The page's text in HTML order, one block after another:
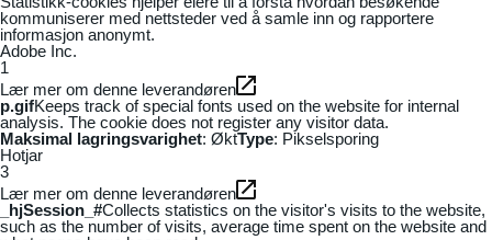
kommuniserer med nettsteder ved å samle inn og rapportere
informasjon anonymt.
Adobe Inc.
1
Lær mer om denne leverandøren
p.gifKeeps track of special fonts used on the website for internal
analysis. The cookie does not register any visitor data.
Maksimal lagringsvarighet: ØktType: Pikselsporing
Hotjar
3
Lær mer om denne leverandøren
_hjSession_#Collects statistics on the visitor's visits to the website,
such as the number of visits, average time spent on the website and